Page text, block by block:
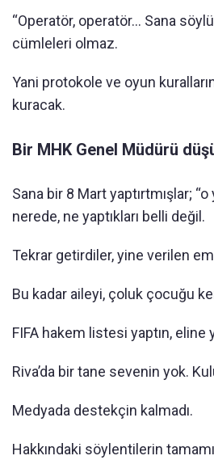
“Operatör, operatör... Sana
cümleleri olmaz.
Yani protokole ve oyun
kuracak.
Bir MHK Genel Müdürü
Sana bir 8 Mart yaptırtmışlar; “o
nerede, ne yaptıkları belli değil.
Tekrar getirdiler, yine verilen
Bu kadar aileyi, çoluk çocuğu
FIFA hakem listesi yaptın, eline
Riva’da bir tane sevenin yok.
Medyada destekçin kalmadı.
Hakkındaki söylentilerin